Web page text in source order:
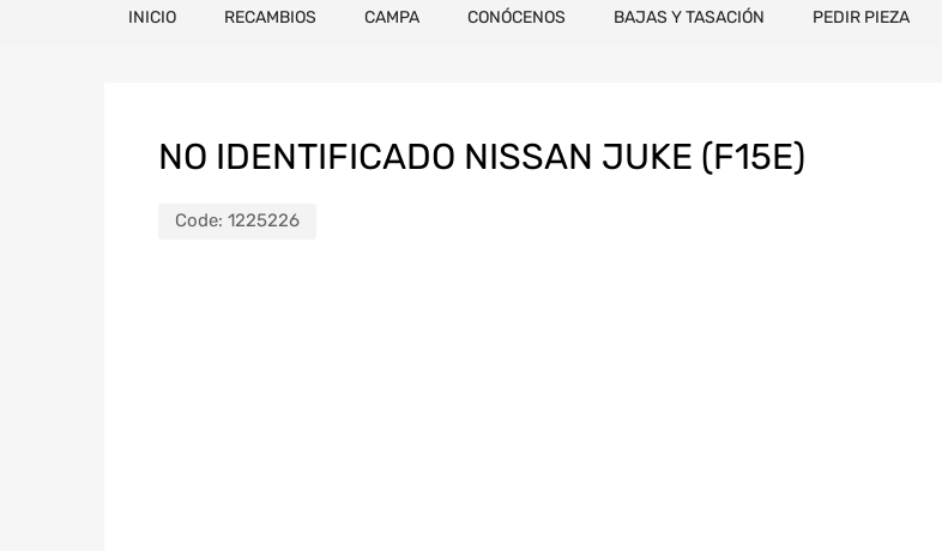
INICIO RECAMBIOS CAMPA CONÓCENOS BAJAS Y TASACIÓN PEDIR PIEZA
NO IDENTIFICADO NISSAN JUKE (F15E)
Code: 1225226